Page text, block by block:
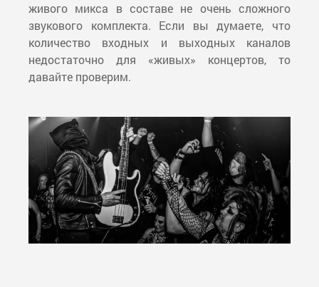
живого микса в составе не очень сложного
звукового комплекта. Если вы думаете, что
количество входных и выходных каналов
недостаточно для «живых» концертов, то
давайте проверим.